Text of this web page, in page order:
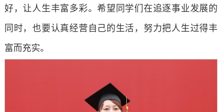
好，让人生丰富多彩。希望同学们在追逐事业发展的
同时，也要认真经营自己的生活，努力把人生过得丰
富而充实。